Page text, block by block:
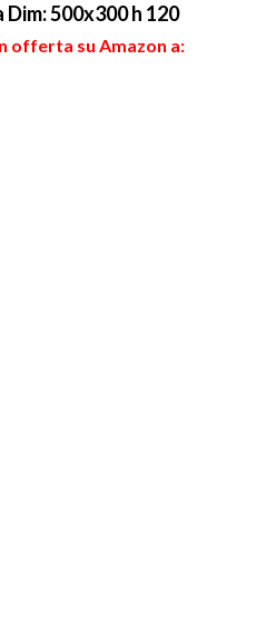
500x300 h 120
offerta su Amazon a: